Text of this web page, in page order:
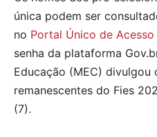
única podem ser
no Portal Único de
senha da plataforma
Educação (MEC) divulgou
remanescentes do Fies
(7).